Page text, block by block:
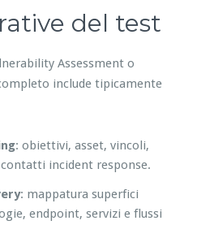
del test
Assessment o
include tipicamente
: obiettivi, asset, vincoli,
incident response.
: mappatura superfici
endpoint, servizi e flussi